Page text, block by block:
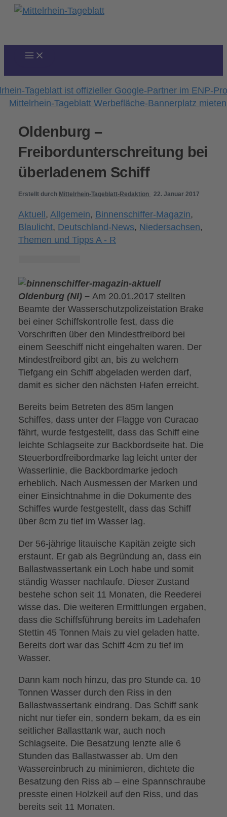
Zum
Oldenburg –
Freibordunterschreitung bei
überladenem Schiff
Erstellt durch Mittelrhein-Tageblatt-Redaktion 22. Januar 2017
Aktuell,Allgemein, Binnenschiffer-Magazin,
Blaulicht, Deutschland-News, Niedersachsen,
Themen und Tipps A - R
Oldenburg (NI) – Am 20.01.2017 stellten
Beamte der Wasserschutzpolizeistation Brake
bei einer Schiffskontrolle fest, dass die
Vorschriften über den Mindestfreibord bei
einem Seeschiff nicht eingehalten waren. Der
Mindestfreibord gibt an, bis zu welchem
Tiefgang ein Schiff abgeladen werden darf,
damit es sicher den nächsten Hafen erreicht.
Bereits beim Betreten des 85m langen
Schiffes, dass unter der Flagge von Curacao
fährt, wurde festgestellt, dass das Schiff eine
leichte Schlagseite zur Backbordseite hat. Die
Steuerbordfreibordmarke lag leicht unter der
Wasserlinie, die Backbordmarke jedoch
erheblich. Nach Ausmessen der Marken und
einer Einsichtnahme in die Dokumente des
Schiffes wurde festgestellt, dass das Schiff
über 8cm zu tief im Wasser lag.
Der 56-jährige litauische Kapitän zeigte sich
erstaunt. Er gab als Begründung an, dass ein
Ballastwassertank ein Loch habe und somit
ständig Wasser nachlaufe. Dieser Zustand
bestehe schon seit 11 Monaten, die Reederei
wisse das. Die weiteren Ermittlungen ergaben,
dass die Schiffsführung bereits im Ladehafen
Stettin 45 Tonnen Mais zu viel geladen hatte.
Bereits dort war das Schiff 4cm zu tief im
Wasser.
Dann kam noch hinzu, das pro Stunde ca. 10
Tonnen Wasser durch den Riss in den
Ballastwassertank eindrang. Das Schiff sank
nicht nur tiefer ein, sondern bekam, da es ein
seitlicher Ballasttank war, auch noch
Schlagseite. Die Besatzung lenzte alle 6
Stunden das Ballastwasser ab. Um den
Wassereinbruch zu minimieren, dichtete die
Besatzung den Riss ab – eine Spannschraube
presste einen Holzkeil auf den Riss, und das
bereits seit 11 Monaten.